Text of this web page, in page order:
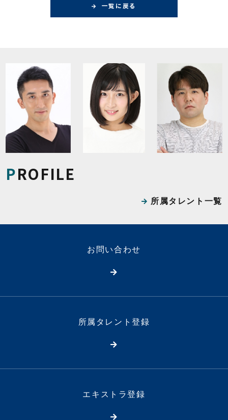
一覧に戻る
PROFILE
所属タレント一覧
お問い合わせ
所属タレント登録
エキストラ登録